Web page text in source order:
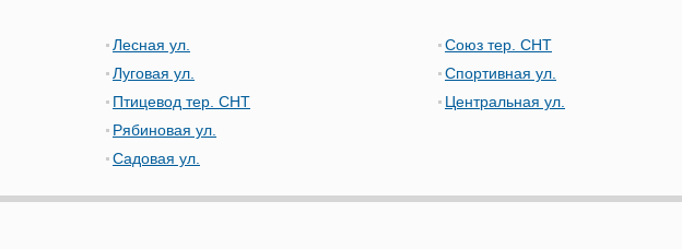
Лесная ул.
Луговая ул.
Птицевод тер. СНТ
Рябиновая ул.
Садовая ул.
Союз тер. СНТ
Спортивная ул.
Центральная ул.